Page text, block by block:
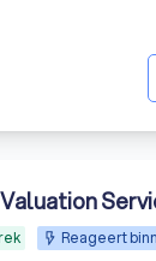
Reageert